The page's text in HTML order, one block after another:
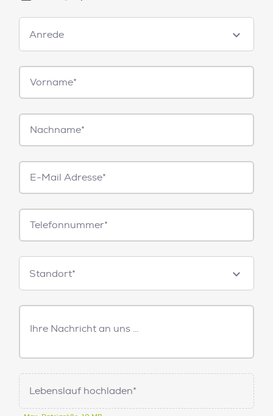
Anrede
Anrede
Vorname*
Nachname*
E-
Mail*
Telefonnummer
Standorte
Standort*
Freitext
Nachricht
Lebenslauf hochladen*